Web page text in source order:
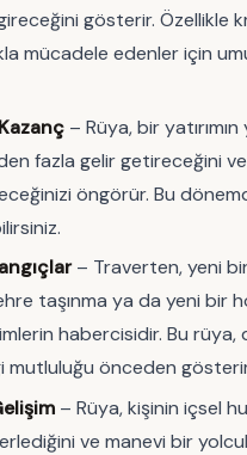
gösterir. Özellikle
mücadele edenler için
– Rüya, bir
fazla gelir getireceğini
öngörür. Bu
– Traverten, yeni
taşınma ya da yeni bir
habercisidir. Bu rüya,
mutluluğu önceden
– Rüya, kişinin içsel
ve manevi bir